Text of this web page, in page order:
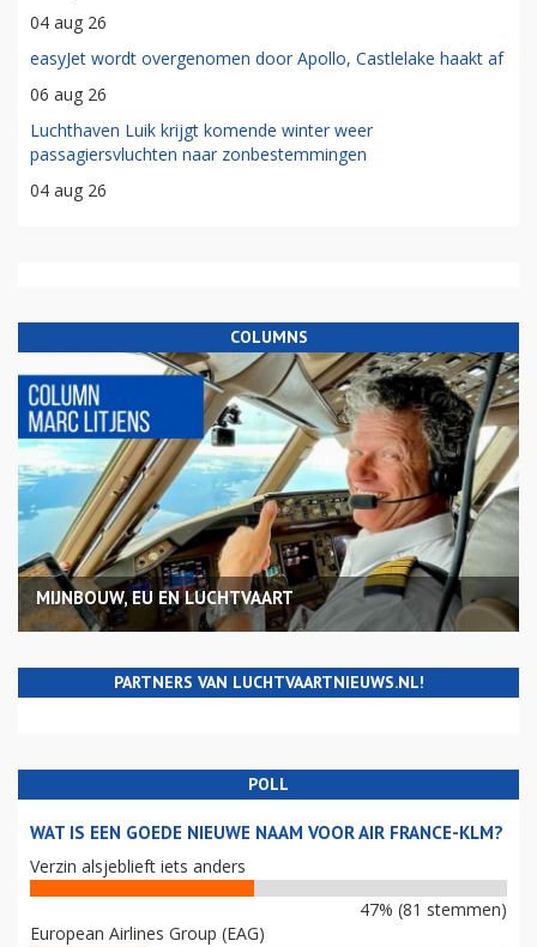
04 aug 26
easyJet wordt overgenomen door Apollo, Castlelake haakt af
06 aug 26
Luchthaven Luik krijgt komende winter weer
passagiersvluchten naar zonbestemmingen
04 aug 26
COLUMNS
MIJNBOUW, EU EN LUCHTVAART
PARTNERS VAN LUCHTVAARTNIEUWS.NL!
POLL
WAT IS EEN GOEDE NIEUWE NAAM VOOR AIR FRANCE-KLM?
Verzin alsjeblieft iets anders
47% (81 stemmen)
European Airlines Group (EAG)